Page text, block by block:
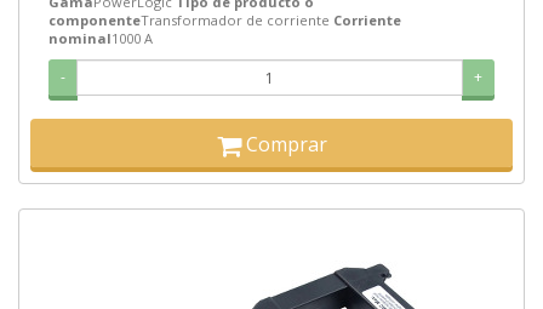
componenteTransformador de corriente Corriente
nominal1000 A
- +
Comprar